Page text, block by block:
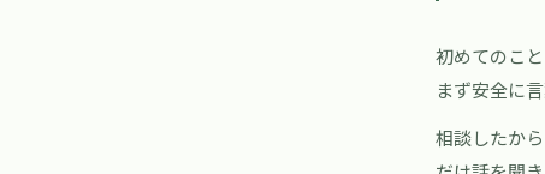
初めてのこ
まず安全に
相談したか